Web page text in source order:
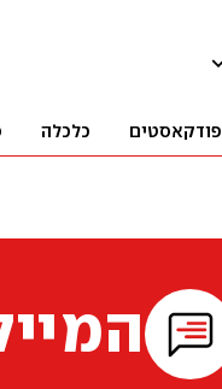
פודקאסטים כלכלה